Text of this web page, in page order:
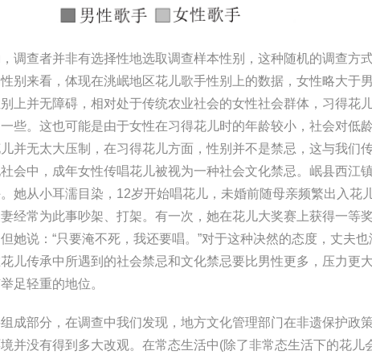
查者并非有选择性地选取调查样本性别，这种随机的调查方
别来看，体现在洮岷地区花儿歌手性别上的数据，女性略大于
上并无障碍，相对处于传统农业社会的女性社会群体，习得花
些。这也可能是由于女性在习得花儿时的年龄较小，社会对低
并无太大压制，在习得花儿方面，性别并不是禁忌，这与我们
会中，成年女性传唱花儿被视为一种社会文化禁忌。岷县西江
她从小耳濡目染，12岁开始唱花儿，未婚前随母亲频繁出入花
经常为此事吵架、打架。有一次，她在花儿大奖赛上获得一等
她说：“只要淹不死，我还要唱。”对于这种决然的态度，丈夫
儿传承中所遇到的社会禁忌和文化禁忌要比男性更多，压力更
足轻重的地位。
部分，在调查中我们发现，地方文化管理部门在非遗保护政
并没有得到多大改观。在常态生活中(除了非常态生活下的花儿